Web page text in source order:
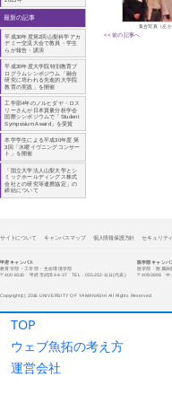
TOP
ウェブ魚拓の考え方
運営会社